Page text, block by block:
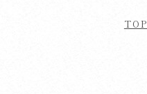
TOP